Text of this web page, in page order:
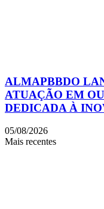
ALMAPBBDO
ATUAÇÃO EM
DEDICADA À
05/08/2026
Mais recentes